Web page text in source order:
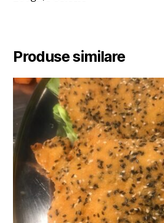
Produse similare